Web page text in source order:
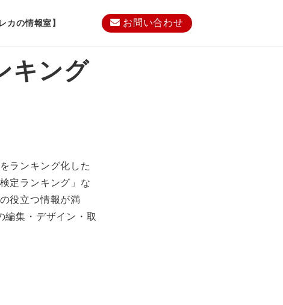
カの情報室】 お問い合わせ
キング
ランキング化した
定ランキング」な
役立つ情報が満
編集・デザイン・取